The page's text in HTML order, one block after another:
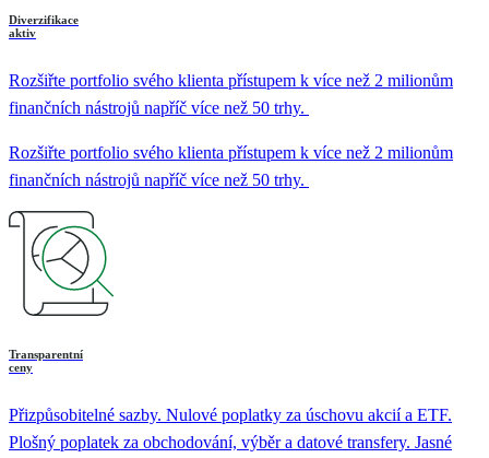
Diverzifikace
aktiv
Rozšiřte portfolio svého klienta přístupem k více než 2 milionům
finančních nástrojů napříč více než 50 trhy.
Rozšiřte portfolio svého klienta přístupem k více než 2 milionům
finančních nástrojů napříč více než 50 trhy.
Transparentní
ceny
Přizpůsobitelné sazby. Nulové poplatky za úschovu akcií a ETF.
Plošný poplatek za obchodování, výběr a datové transfery. Jasné